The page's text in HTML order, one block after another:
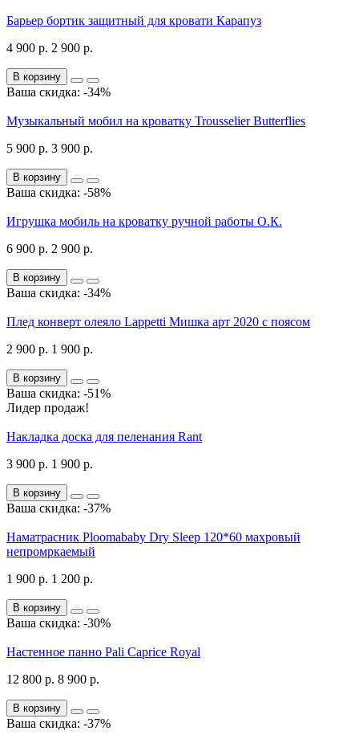
Барьер бортик защитный для кровати Карапуз
4 900 р. 2 900 р.
В корзину
Ваша скидка: -34%
Музыкальный мобил на кроватку Trousselier Butterflies
5 900 р. 3 900 р.
В корзину
Ваша скидка: -58%
Игрушка мобиль на кроватку ручной работы О.К.
6 900 р. 2 900 р.
В корзину
Ваша скидка: -34%
Плед конверт олеяло Lappetti Мишка арт 2020 с поясом
2 900 р. 1 900 р.
В корзину
Ваша скидка: -51%
Лидер продаж!
Накладка доска для пеленания Rant
3 900 р. 1 900 р.
В корзину
Ваша скидка: -37%
Наматрасник Ploomababy Dry Sleep 120*60 махровый
непромркаемый
1 900 р. 1 200 р.
В корзину
Ваша скидка: -30%
Настенное панно Pali Caprice Royal
12 800 р. 8 900 р.
В корзину
Ваша скидка: -37%